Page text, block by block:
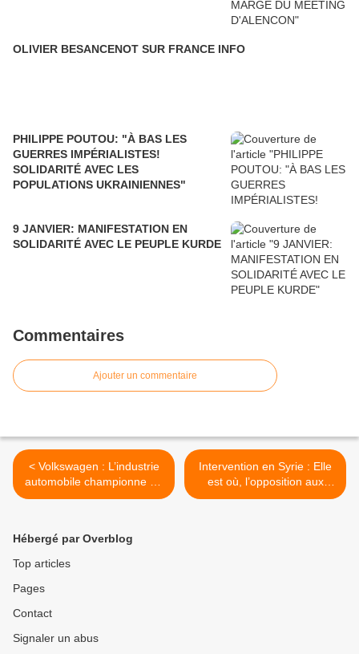
OLIVIER BESANCENOT SUR FRANCE INFO
PHILIPPE POUTOU: "À BAS LES
GUERRES IMPÉRIALISTES!
SOLIDARITÉ AVEC LES
POPULATIONS UKRAINIENNES"
9 JANVIER: MANIFESTATION EN
SOLIDARITÉ AVEC LE PEUPLE KURDE
Commentaires
Ajouter un commentaire
< Volkswagen : L’industrie
automobile championne de
la triche
Intervention en Syrie : Elle
est où, l’opposition aux
bombardements ? >
Hébergé par Overblog
Top articles
Pages
Contact
Signaler un abus